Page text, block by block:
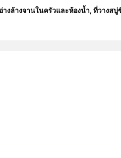
ล้างจานในครัวและห้องน้ำ, ที่วางส